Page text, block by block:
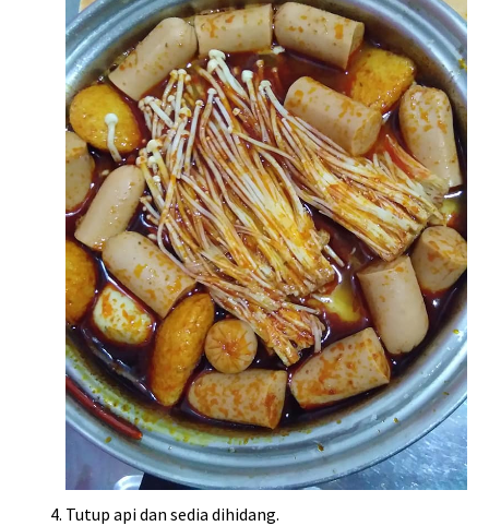
Tutup api dan sedia dihidang.